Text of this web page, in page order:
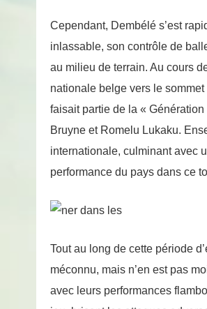
Cependant, Dembélé s’est
inlassable, son contrôle de
au milieu de terrain. Au cours
nationale belge vers le
faisait partie de la «
Bruyne et Romelu Lukaku.
internationale, culminant avec
performance du pays dans ce
Tout au long de cette période
méconnu, mais n’en est pas
avec leurs performances